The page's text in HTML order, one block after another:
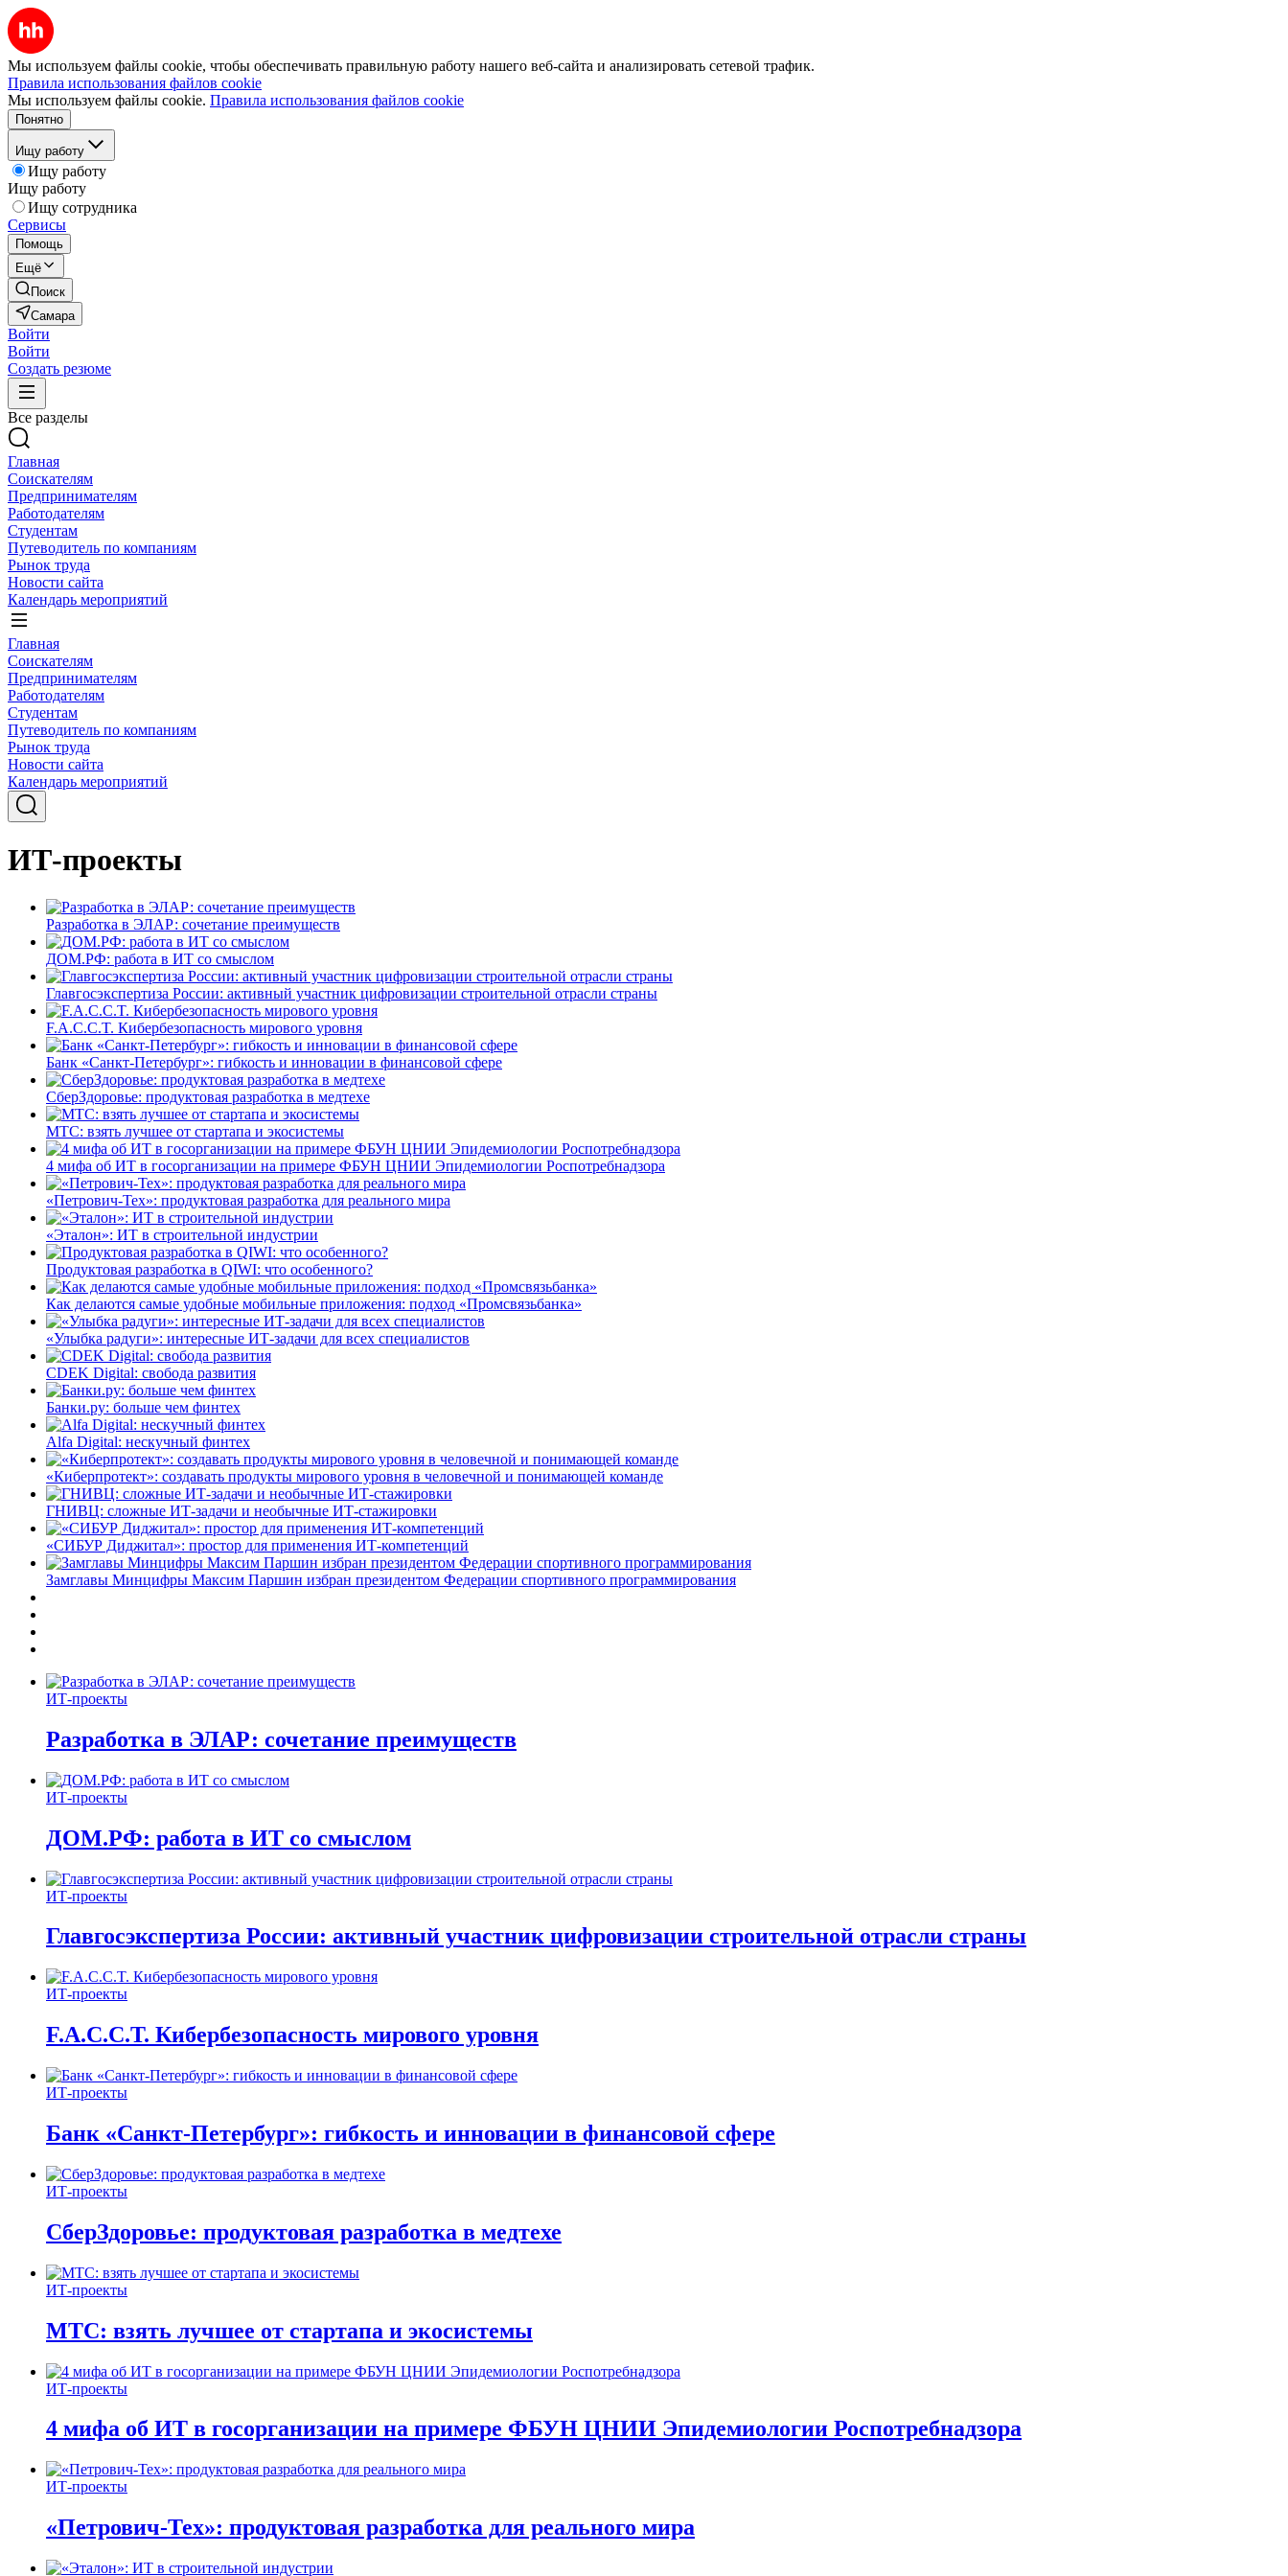
Мы используем файлы cookie, чтобы обеспечивать правильную работу нашего веб-сайта и анализировать сетевой трафик.
Правила использования файлов cookie
Мы используем файлы cookie. Правила использования файлов cookie
Понятно
Ищу работу
Ищу работу
Ищу работу
Ищу сотрудника
Сервисы
Помощь
Ещё
Поиск
Самара
Войти
Войти
Создать резюме
Все разделы
Главная
Соискателям
Предпринимателям
Работодателям
Студентам
Путеводитель по компаниям
Рынок труда
Новости сайта
Календарь мероприятий
Главная
Соискателям
Предпринимателям
Работодателям
Студентам
Путеводитель по компаниям
Рынок труда
Новости сайта
Календарь мероприятий
ИТ-проекты
Разработка в ЭЛАР: сочетание преимуществ
ДОМ.РФ: работа в ИТ со смыслом
Главгосэкспертиза России: активный участник цифровизации строительной отрасли страны
F.A.C.C.T. Кибербезопасность мирового уровня
Банк «Санкт-Петербург»: гибкость и инновации в финансовой сфере
СберЗдоровье: продуктовая разработка в медтехе
МТС: взять лучшее от стартапа и экосистемы
4 мифа об ИТ в госорганизации на примере ФБУН ЦНИИ Эпидемиологии Роспотребнадзора
«Петрович-Тех»: продуктовая разработка для реального мира
«Эталон»: ИТ в строительной индустрии
Продуктовая разработка в QIWI: что особенного?
Как делаются самые удобные мобильные приложения: подход «Промсвязьбанка»
«Улыбка радуги»: интересные ИТ-задачи для всех специалистов
CDEK Digital: свобода развития
Банки.ру: больше чем финтех
Alfa Digital: нескучный финтех
«Киберпротект»: создавать продукты мирового уровня в человечной и понимающей команде
ГНИВЦ: сложные ИТ‑задачи и необычные ИТ‑стажировки
«СИБУР Диджитал»: простор для применения ИТ-компетенций
Замглавы Минцифры Максим Паршин избран президентом Федерации спортивного программирования
ИТ-проекты
Разработка в ЭЛАР: сочетание преимуществ
ИТ-проекты
ДОМ.РФ: работа в ИТ со смыслом
ИТ-проекты
Главгосэкспертиза России: активный участник цифровизации строительной отрасли страны
ИТ-проекты
F.A.C.C.T. Кибербезопасность мирового уровня
ИТ-проекты
Банк «Санкт-Петербург»: гибкость и инновации в финансовой сфере
ИТ-проекты
СберЗдоровье: продуктовая разработка в медтехе
ИТ-проекты
МТС: взять лучшее от стартапа и экосистемы
ИТ-проекты
4 мифа об ИТ в госорганизации на примере ФБУН ЦНИИ Эпидемиологии Роспотребнадзора
ИТ-проекты
«Петрович-Тех»: продуктовая разработка для реального мира